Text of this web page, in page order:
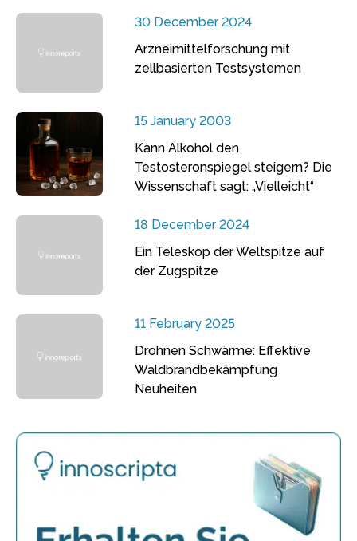
30 December 2024
Arzneimittelforschung mit
zellbasierten Testsystemen
15 January 2003
Kann Alkohol den
Testosteronspiegel steigern? Die
Wissenschaft sagt: „Vielleicht“
18 December 2024
Ein Teleskop der Weltspitze auf
der Zugspitze
11 February 2025
Drohnen Schwärme: Effektive
Waldbrandbekämpfung
Neuheiten